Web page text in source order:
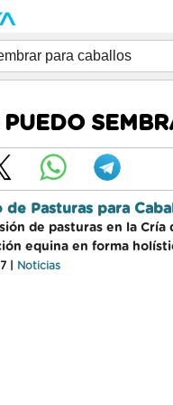
de Pasturas para
de pasturas en la
equina en forma
| Noticias